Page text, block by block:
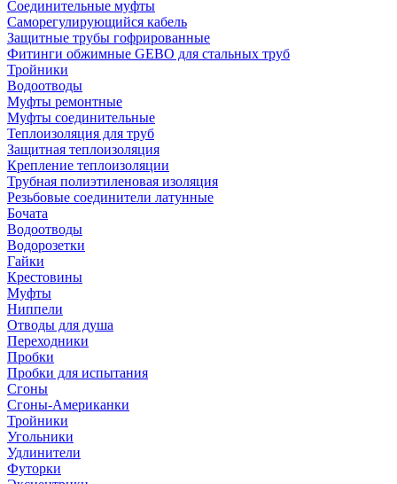
Соединительные муфты
Саморегулирующийся кабель
Защитные трубы гофрированные
Фитинги обжимные GEBO для стальных труб
Тройники
Водоотводы
Муфты ремонтные
Муфты соединительные
Теплоизоляция для труб
Защитная теплоизоляция
Крепление теплоизоляции
Трубная полиэтиленовая изоляция
Резьбовые соединители латунные
Бочата
Водоотводы
Водорозетки
Гайки
Крестовины
Муфты
Ниппели
Отводы для душа
Переходники
Пробки
Пробки для испытания
Сгоны
Сгоны-Американки
Тройники
Угольники
Удлинители
Футорки